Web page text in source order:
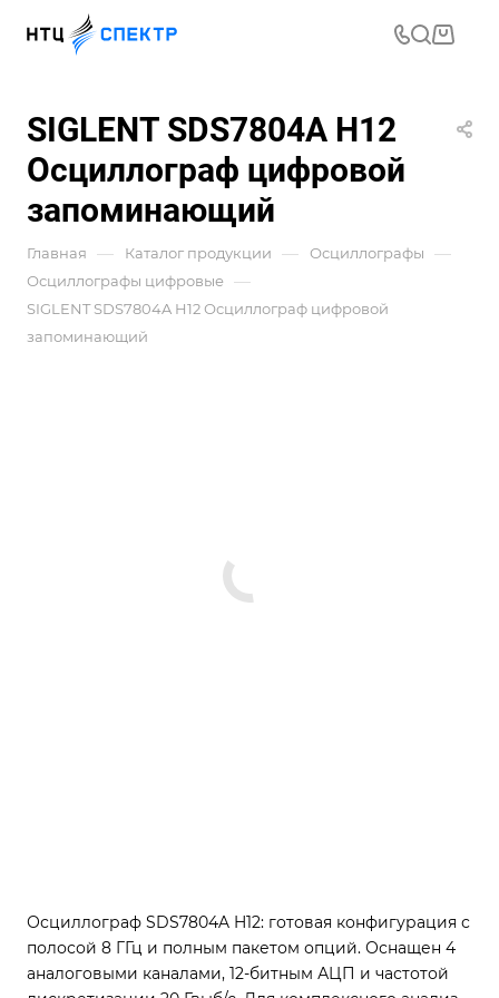
SIGLENT SDS7804A H12
Осциллограф цифровой
запоминающий
Главная — Каталог продукции — Осциллографы —
Осциллографы цифровые —
SIGLENT SDS7804A H12 Осциллограф цифровой
запоминающий
Осциллограф SDS7804A H12: готовая конфигурация с
полосой 8 ГГц и полным пакетом опций. Оснащен 4
аналоговыми каналами, 12-битным АЦП и частотой